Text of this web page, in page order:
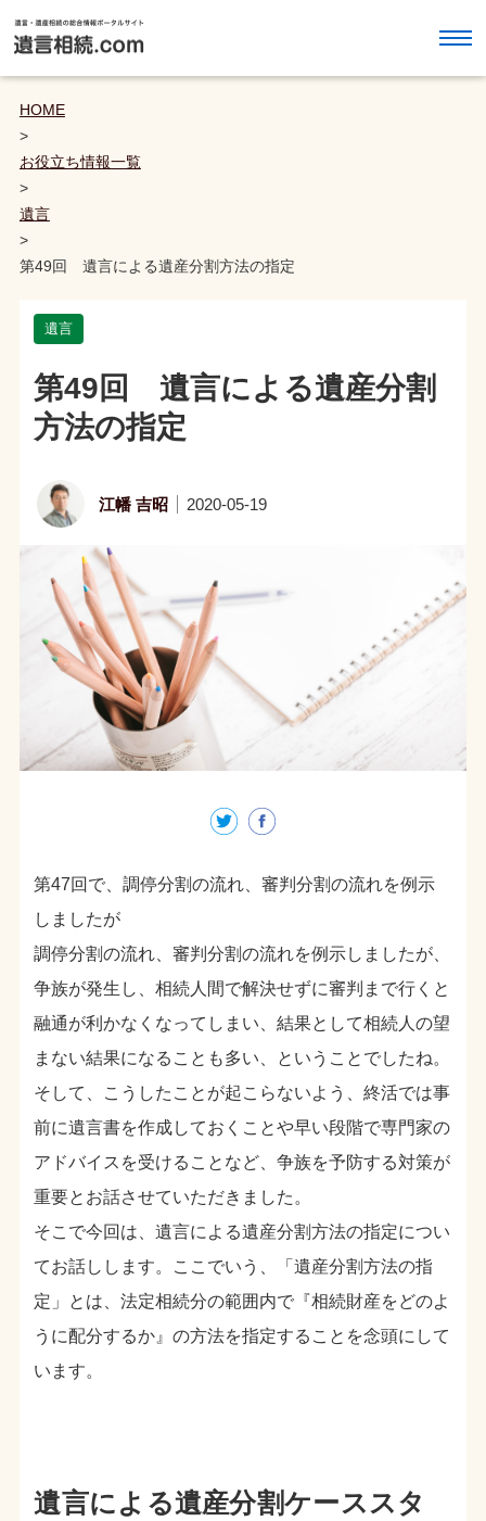
HOME
>
お役立ち情報一覧
>
遺言
>
第49回 遺言による遺産分割方法の指定
遺言
第49回 遺言による遺産分割
方法の指定
江幡 吉昭 2020-05-19
第47回で、調停分割の流れ、審判分割の流れを例示
しましたが
調停分割の流れ、審判分割の流れを例示しましたが、
争族が発生し、相続人間で解決せずに審判まで行くと
融通が利かなくなってしまい、結果として相続人の望
まない結果になることも多い、ということでしたね。
そして、こうしたことが起こらないよう、終活では事
前に遺言書を作成しておくことや早い段階で専門家の
アドバイスを受けることなど、争族を予防する対策が
重要とお話させていただきました。
そこで今回は、遺言による遺産分割方法の指定につい
てお話しします。ここでいう、「遺産分割方法の指
定」とは、法定相続分の範囲内で『相続財産をどのよ
うに配分するか』の方法を指定することを念頭にして
います。
遺言による遺産分割ケーススタ